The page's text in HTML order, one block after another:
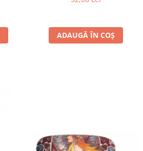
ADAUGĂ ÎN COȘ